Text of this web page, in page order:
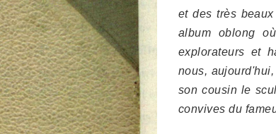
et des très
album oblong
explorateurs et
nous,
son cousin le
convives du